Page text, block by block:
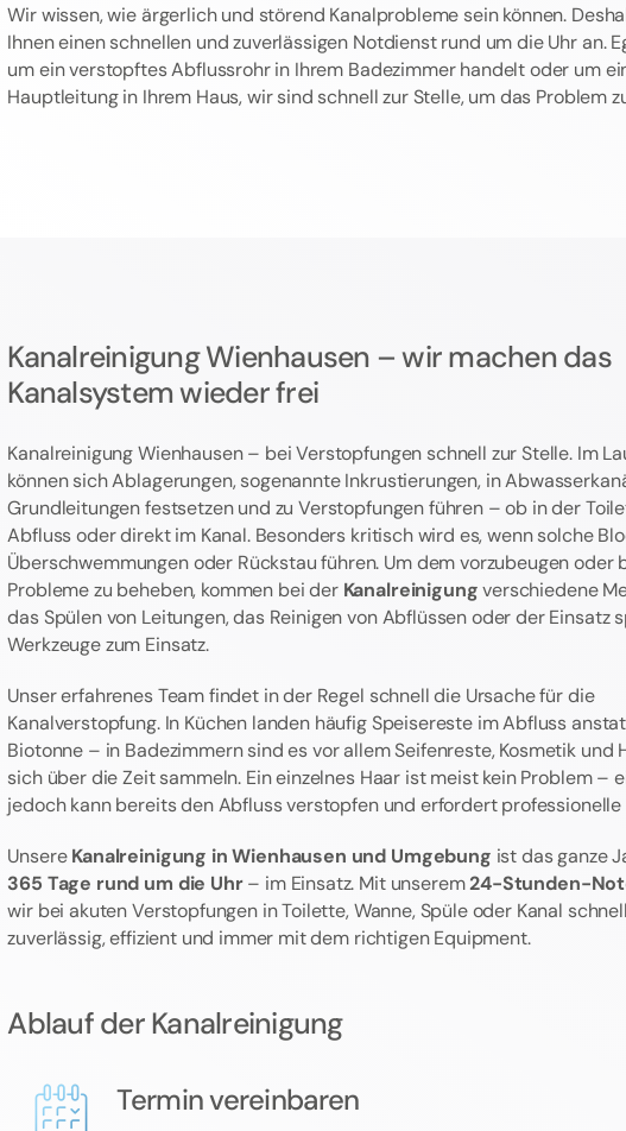
Wir wissen, wie ärgerlich und störend Kanalprobleme sein können.
Ihnen einen schnellen und zuverlässigen Notdienst rund um die Uhr an.
um ein verstopftes Abflussrohr in Ihrem Badezimmer handelt oder um
Hauptleitung in Ihrem Haus, wir sind schnell zur Stelle, um das Problem
Kanalreinigung Wienhausen – wir machen das
Kanalsystem wieder frei
Kanalreinigung Wienhausen – bei Verstopfungen schnell zur Stelle. Im
können sich Ablagerungen, sogenannte Inkrustierungen, in
Grundleitungen festsetzen und zu Verstopfungen führen – ob in der
Abfluss oder direkt im Kanal. Besonders kritisch wird es, wenn solche
Überschwemmungen oder Rückstau führen. Um dem vorzubeugen oder
Probleme zu beheben, kommen bei der Kanalreinigungverschiedene
das Spülen von Leitungen, das Reinigen von Abflüssen oder der Einsatz
Werkzeuge zum Einsatz.
Unser erfahrenes Team findet in der Regel schnell die Ursache für die
Kanalverstopfung. In Küchen landen häufig Speisereste im Abfluss
Biotonne – in Badezimmern sind es vor allem Seifenreste, Kosmetik und
sich über die Zeit sammeln. Ein einzelnes Haar ist meist kein Problem –
jedoch kann bereits den Abfluss verstopfen und erfordert professionelle
UnsereKanalreinigung in Wienhausen und Umgebung ist das ganze
365 Tage rund um die Uhr– im Einsatz. Mit unserem24-Stunden-
wir bei akuten Verstopfungen in Toilette, Wanne, Spüle oder Kanal
zuverlässig, effizient und immer mit dem richtigen Equipment.
Ablauf der Kanalreinigung
Termin vereinbaren